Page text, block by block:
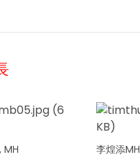
MH
李煌添MH